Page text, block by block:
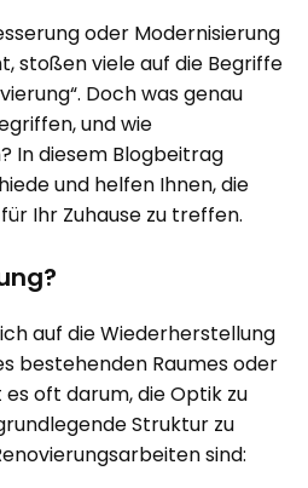
oder Modernisierung
stoßen viele auf die Begriffe
Doch was genau
und wie
In diesem Blogbeitrag
und helfen Ihnen, die
Ihr Zuhause zu treffen.
auf die Wiederherstellung
bestehenden Raumes oder
oft darum, die Optik zu
Struktur zu
sind: